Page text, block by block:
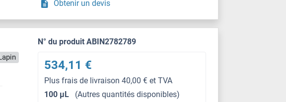
Obtenir un devis
N° du produit ABIN2782789
534,11 €
Plus frais de livraison 40,00 € et TVA
100 μL
(Autres quantités disponibles)